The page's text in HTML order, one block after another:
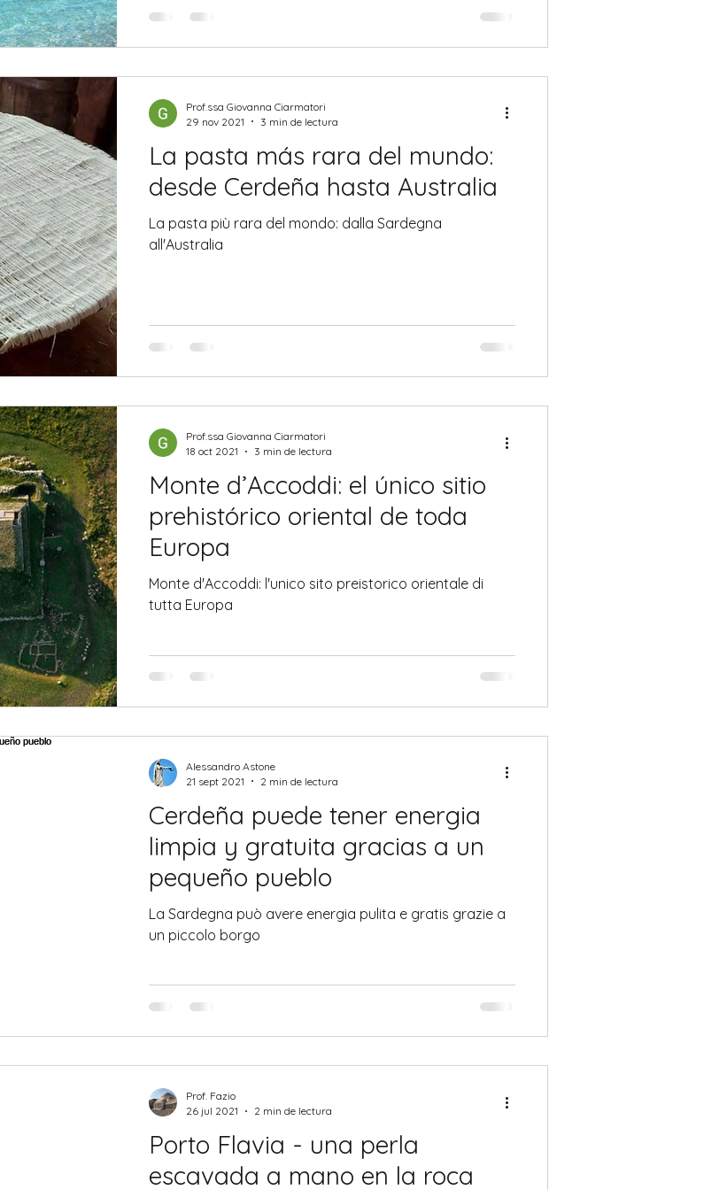
La pasta más rara del mundo:
desde Cerdeña hasta Australia
La pasta più rara del mondo: dalla Sardegna
all'Australia
Prof.ssa Giovanna Ciarmatori
29 nov 2021
3 min de lectura
Monte d’Accoddi: el único sitio
prehistórico oriental de toda
Europa
Monte d'Accoddi: l'unico sito preistorico orientale di
tutta Europa
Prof.ssa Giovanna Ciarmatori
18 oct 2021
3 min de lectura
Cerdeña puede tener energia
limpia y gratuita gracias a un
pequeño pueblo
La Sardegna può avere energia pulita e gratis grazie a
un piccolo borgo
Alessandro Astone
21 sept 2021
2 min de lectura
Porto Flavia - una perla
escavada a mano en la roca
Prof. Fazio
26 jul 2021
2 min de lectura